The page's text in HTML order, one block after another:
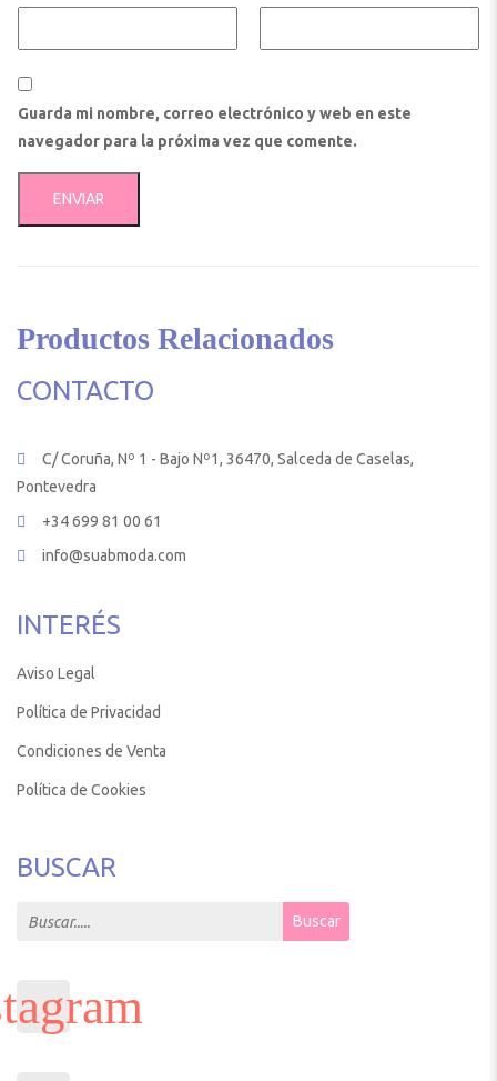
Guarda mi nombre, correo electrónico y web en este
navegador para la próxima vez que comente.
Productos Relacionados
CONTACTO
C/ Coruña, Nº 1 - Bajo Nº1, 36470, Salceda de Caselas,
Pontevedra
+34 699 81 00 61
info@suabmoda.com
INTERÉS
Aviso Legal
Política de Privacidad
Condiciones de Venta
Política de Cookies
BUSCAR
Search for: Buscar